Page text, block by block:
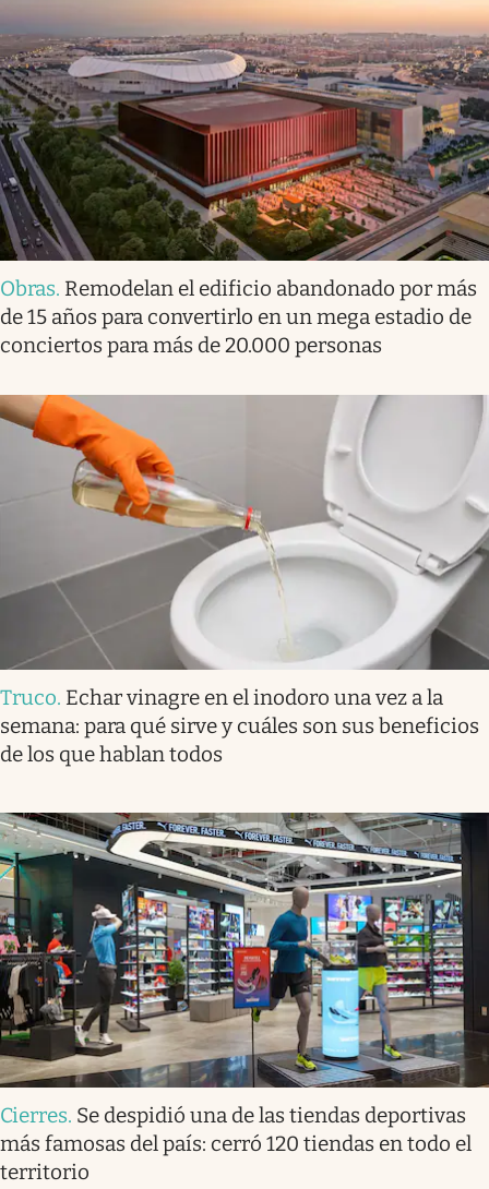
Obras. Remodelan el edificio abandonado por más
de 15 años para convertirlo en un mega estadio de
conciertos para más de 20.000 personas
Truco. Echar vinagre en el inodoro una vez a la
semana: para qué sirve y cuáles son sus beneficios
de los que hablan todos
Cierres. Se despidió una de las tiendas deportivas
más famosas del país: cerró 120 tiendas en todo el
territorio